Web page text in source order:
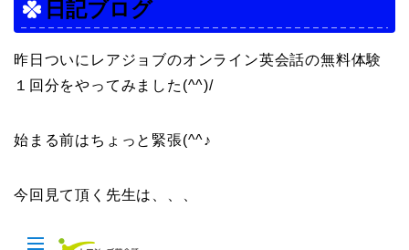
日記ブログ
昨日ついにレアジョブのオンライン英会話の無料体験
１回分をやってみました(^^)/
始まる前はちょっと緊張(^^♪
今回見て頂く先生は、、、